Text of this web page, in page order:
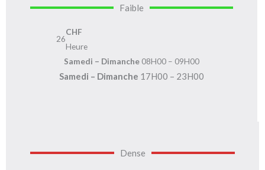
Faible
26
CHF
Heure
Samedi – Dimanche 08H00 – 09H00
Samedi – Dimanche 17H00 – 23H00
Dense